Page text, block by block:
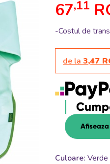
67,11
-Costul de
de la 3,47
Culoare: Verde